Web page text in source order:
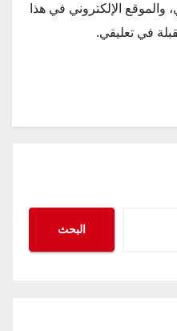
والموقع الإلكتروني في هذا
في تعليقي.
البحث